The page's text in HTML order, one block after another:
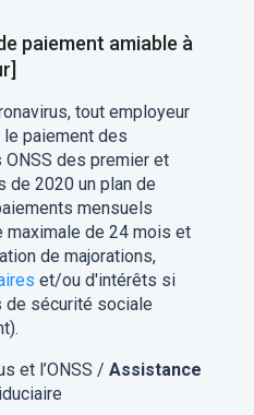
paiement amiable à
tout employeur
paiement des
des premier et
de 2020 un plan de
mensuels
maximale de 24 mois et
de majorations,
et/ou d'intérêts si
sécurité sociale
et l’ONSS / Assistance